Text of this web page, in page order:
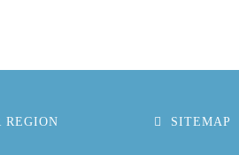
REGION SITEMAP